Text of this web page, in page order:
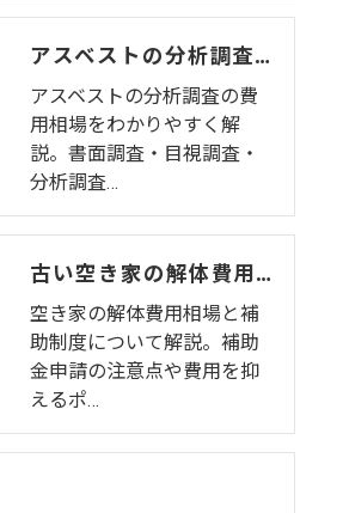
アスベストの分析調査の費用相場｜内装解体工事前に必要な調査と料金の目安
アスベストの分析調査の費
用相場をわかりやすく解
説。書面調査・目視調査・
分析調査…
古い空き家の解体費用と補助制度
空き家の解体費用相場と補
助制度について解説。補助
金申請の注意点や費用を抑
えるポ…